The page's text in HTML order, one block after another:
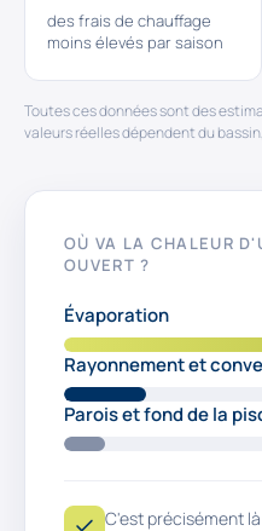
des frais de chauffage
moins élevés par saison
Toutes ces données sont des
valeurs réelles dépendent du
OÙ VA LA CHALEUR
OUVERT ?
Évaporation
Rayonnement et
Parois et fond de la
C'est précisément